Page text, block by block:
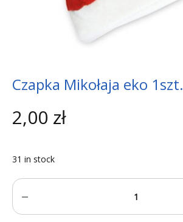
Czapka Mikołaja eko 1szt.
2,00 zł
31 in stock
Quantity